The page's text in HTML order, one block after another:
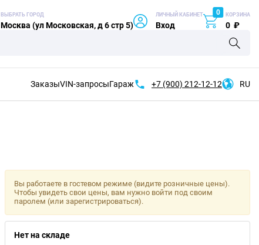
ВЫБРАТЬ ГОРОД
Москва (ул Московская, д 6 стр 5)
ЛИЧНЫЙ КАБИНЕТ
Вход
0 КОРЗИНА
0 ₽
ЗаказыVIN-запросыГараж +7 (900) 212-12-12 RU
Вы работаете в гостевом режиме (видите розничные цены).
Чтобы увидеть свои цены, вам нужно войти под своим
паролем (или зарегистрироваться).
Нет на складе